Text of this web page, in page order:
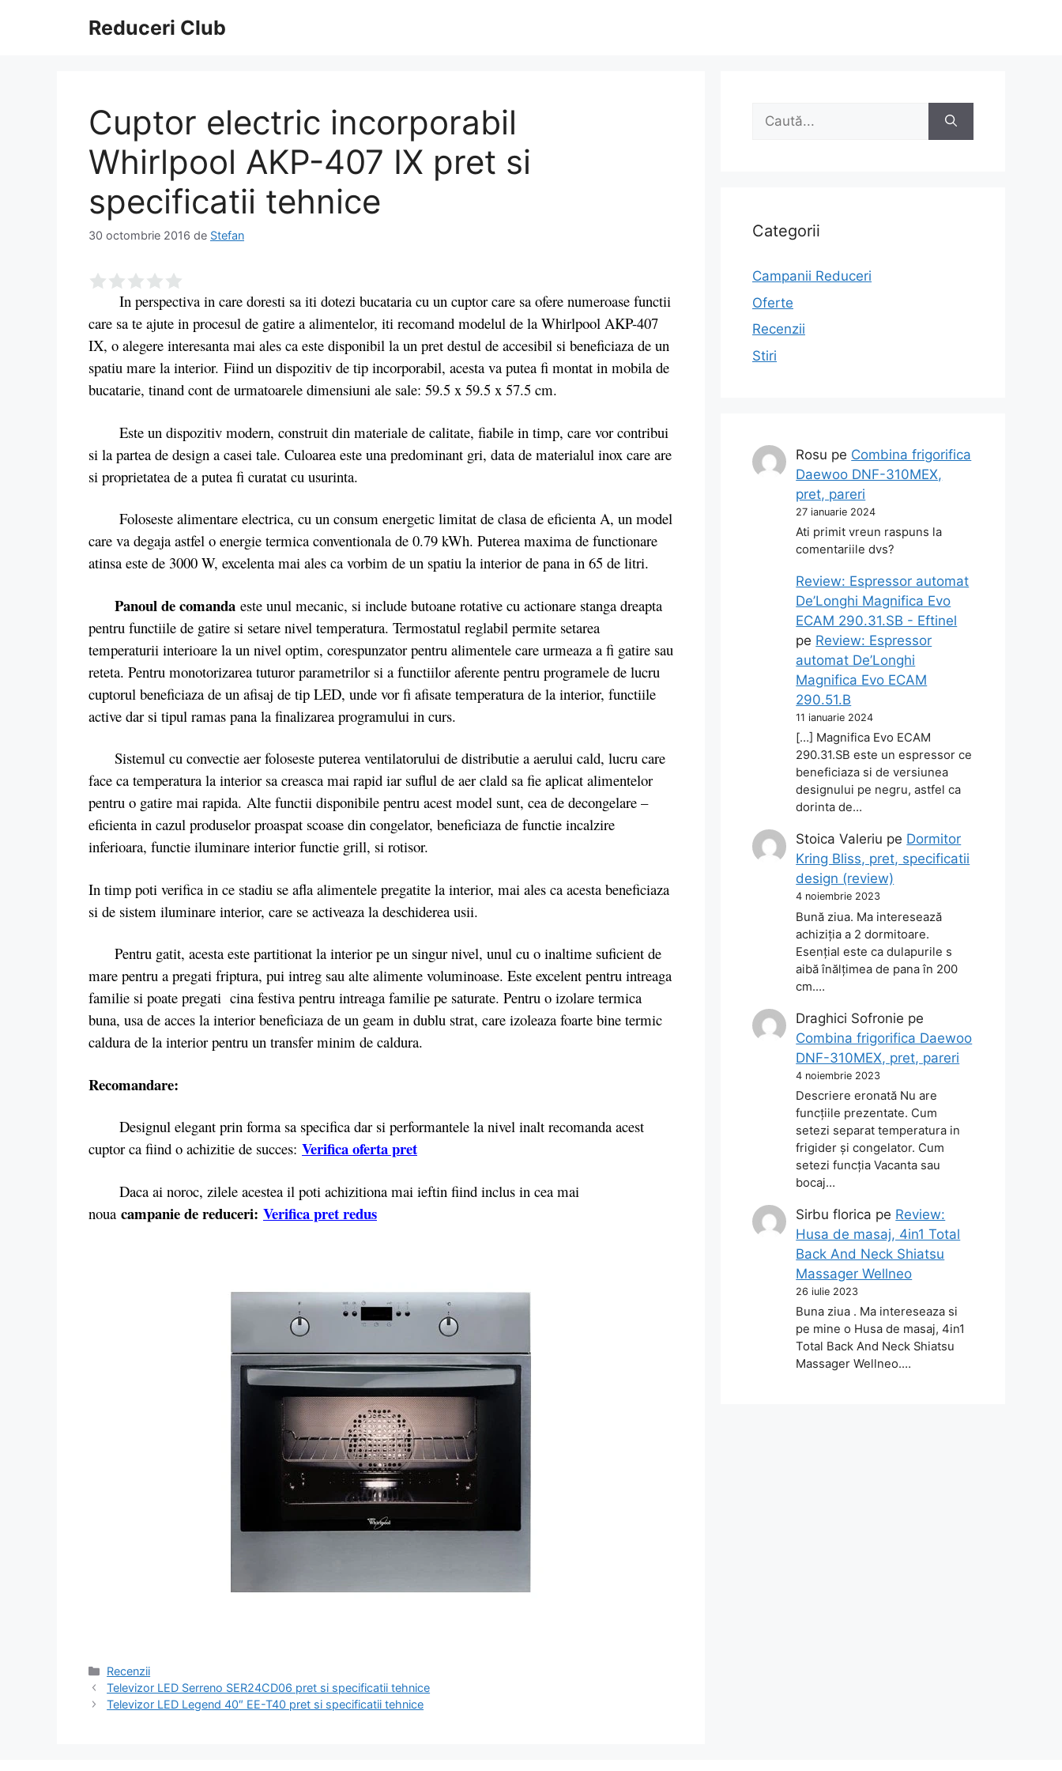
Reduceri Club
Cuptor electric incorporabil
Whirlpool AKP-407 IX pret si
specificatii tehnice
30 octombrie 2016 de Stefan
In perspectiva in care doresti sa iti dotezi bucataria cu un cuptor care sa ofere numeroase functii
care sa te ajute in procesul de gatire a alimentelor, iti recomand modelul de la Whirlpool AKP-407
IX, o alegere interesanta mai ales ca este disponibil la un pret destul de accesibil si beneficiaza de un
spatiu mare la interior. Fiind un dispozitiv de tip incorporabil, acesta va putea fi montat in mobila de
bucatarie, tinand cont de urmatoarele dimensiuni ale sale: 59.5 x 59.5 x 57.5 cm.
Este un dispozitiv modern, construit din materiale de calitate, fiabile in timp, care vor contribui
si la partea de design a casei tale. Culoarea este una predominant gri, data de materialul inox care are
si proprietatea de a putea fi curatat cu usurinta.
Foloseste alimentare electrica, cu un consum energetic limitat de clasa de eficienta A, un model
care va degaja astfel o energie termica conventionala de 0.79 kWh. Puterea maxima de functionare
atinsa este de 3000 W, excelenta mai ales ca vorbim de un spatiu la interior de pana in 65 de litri.
Panoul de comanda este unul mecanic, si include butoane rotative cu actionare stanga dreapta
pentru functiile de gatire si setare nivel temperatura. Termostatul reglabil permite setarea
temperaturii interioare la un nivel optim, corespunzator pentru alimentele care urmeaza a fi gatire sau
reteta. Pentru monotorizarea tuturor parametrilor si a functiilor aferente pentru programele de lucru
cuptorul beneficiaza de un afisaj de tip LED, unde vor fi afisate temperatura de la interior, functiile
active dar si tipul ramas pana la finalizarea programului in curs.
Sistemul cu convectie aer foloseste puterea ventilatorului de distributie a aerului cald, lucru care
face ca temperatura la interior sa creasca mai rapid iar suflul de aer clald sa fie aplicat alimentelor
pentru o gatire mai rapida. Alte functii disponibile pentru acest model sunt, cea de decongelare –
eficienta in cazul produselor proaspat scoase din congelator, beneficiaza de functie incalzire
inferioara, functie iluminare interior functie grill, si rotisor.
In timp poti verifica in ce stadiu se afla alimentele pregatite la interior, mai ales ca acesta beneficiaza
si de sistem iluminare interior, care se activeaza la deschiderea usii.
Pentru gatit, acesta este partitionat la interior pe un singur nivel, unul cu o inaltime suficient de
mare pentru a pregati friptura, pui intreg sau alte alimente voluminoase. Este excelent pentru intreaga
familie si poate pregati cina festiva pentru intreaga familie pe saturate. Pentru o izolare termica
buna, usa de acces la interior beneficiaza de un geam in dublu strat, care izoleaza foarte bine termic
caldura de la interior pentru un transfer minim de caldura.
Recomandare:
Designul elegant prin forma sa specifica dar si performantele la nivel inalt recomanda acest
cuptor ca fiind o achizitie de succes: Verifica oferta pret
Daca ai noroc, zilele acestea il poti achizitiona mai ieftin fiind inclus in cea mai
noua campanie de reduceri: Verifica pret redus
Categorii
Recenzii
Navigare
în
Televizor LED Serreno SER24CD06 pret si specificatii tehnice
Televizor LED Legend 40″ EE-T40 pret si specificatii tehnice
Caută
Categorii
Campanii Reduceri
Oferte
Recenzii
Stiri
Rosu pe Combina frigorifica
Daewoo DNF-310MEX,
pret, pareri
27 ianuarie 2024
Ati primit vreun raspuns la
comentariile dvs?
Review: Espressor automat
De’Longhi Magnifica Evo
ECAM 290.31.SB - Eftinel
pe Review: Espressor
automat De’Longhi
Magnifica Evo ECAM
290.51.B
11 ianuarie 2024
[…] Magnifica Evo ECAM
290.31.SB este un espressor ce
beneficiaza si de versiunea
designului pe negru, astfel ca
dorinta de…
Stoica Valeriu pe Dormitor
Kring Bliss, pret, specificatii
design (review)
4 noiembrie 2023
Bună ziua. Ma interesează
achiziția a 2 dormitoare.
Esențial este ca dulapurile s
aibă înălțimea de pana în 200
cm.…
Draghici Sofronie pe
Combina frigorifica Daewoo
DNF-310MEX, pret, pareri
4 noiembrie 2023
Descriere eronată Nu are
funcțiile prezentate. Cum
setezi separat temperatura in
frigider și congelator. Cum
setezi funcția Vacanta sau
bocaj…
Sirbu florica pe Review:
Husa de masaj, 4in1 Total
Back And Neck Shiatsu
Massager Wellneo
26 iulie 2023
Buna ziua . Ma intereseaza si
pe mine o Husa de masaj, 4in1
Total Back And Neck Shiatsu
Massager Wellneo.…